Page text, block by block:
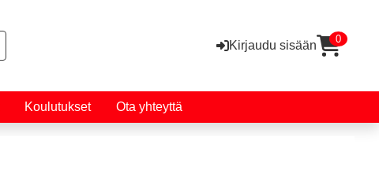
Kirjaudu sisään 0
Koulutukset Ota yhteyttä